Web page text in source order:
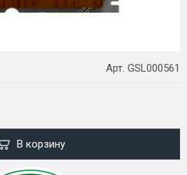
Арт. GSL000561
В корзину